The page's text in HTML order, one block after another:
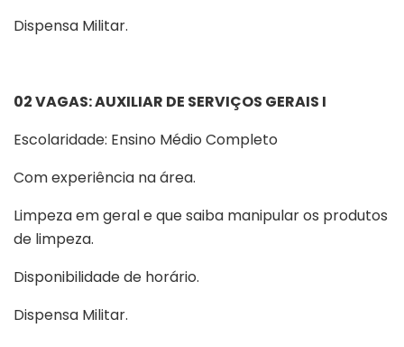
Dispensa Militar.
02 VAGAS: AUXILIAR DE SERVIÇOS GERAIS I
Escolaridade: Ensino Médio Completo
Com experiência na área.
Limpeza em geral e que saiba manipular os produtos
de limpeza.
Disponibilidade de horário.
Dispensa Militar.